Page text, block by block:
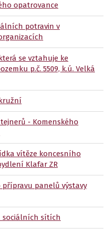
opatrovance
potravin v
se vztahuje ke
p.č. 5509, k.ú. Velká
- Komenského
vítěze koncesního
Klafar ZR
panelů výstavy
sociálních sítích